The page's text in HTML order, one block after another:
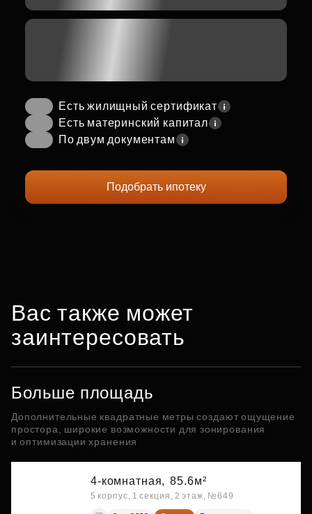
Есть жилищный сертификат
Есть материнский капитал
По двум документам
Подобрать ипотеку
Вас также может
заинтересовать
Больше площадь
Дополнительные квадратные метры создают ощущение
простора, широкие возможности для зонирования
и оптимизации хранения
4-комнатная, 85.6м²
5 корпус, 1 секция, 2 этаж, №649